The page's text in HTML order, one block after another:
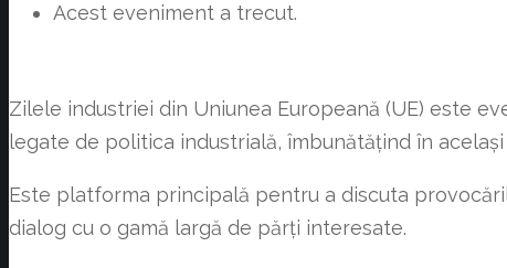
Acest eveniment a trecut.
Zilele industriei din Uniunea Europeană (UE) este
legate de politica industrială, îmbunătățind în
Este platforma principală pentru a discuta
dialog cu o gamă largă de părți interesate.